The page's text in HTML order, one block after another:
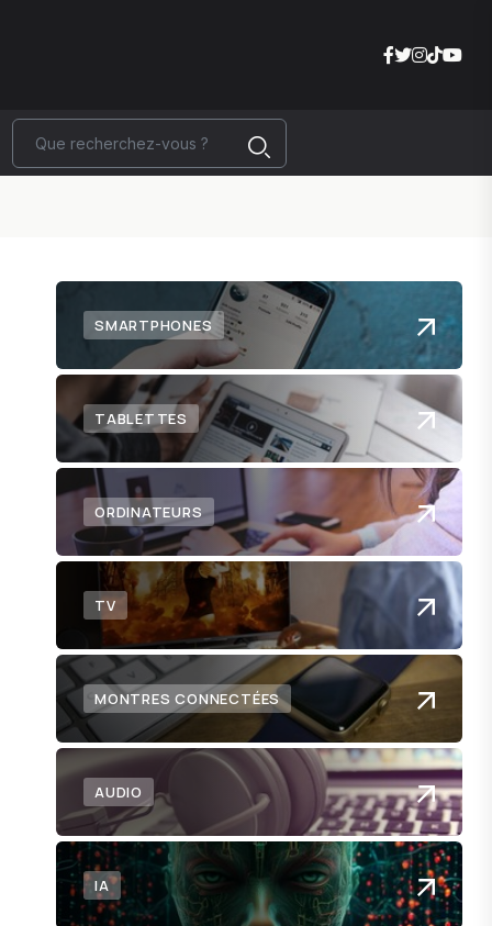
SMARTPHONES
TABLETTES
ORDINATEURS
TV
MONTRES CONNECTÉES
AUDIO
IA